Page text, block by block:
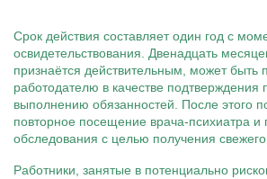
Срок действия составляет один год с
освидетельствования. Двенадцать
признаётся действительным, может быть
работодателю в качестве подтверждения
выполнению обязанностей. После этого
повторное посещение врача-психиатра и
обследования с целью получения свежего
Работники, занятые в потенциально